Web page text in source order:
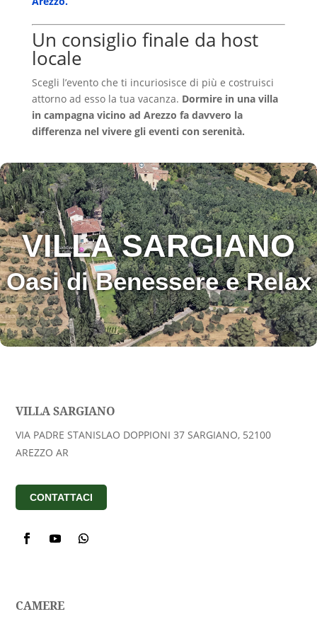
Un consiglio finale da host
locale
Scegli l’evento che ti incuriosisce di più e costruisci
attorno ad esso la tua vacanza. Dormire in una villa
in campagna vicino ad Arezzo fa davvero la
differenza nel vivere gli eventi con serenità.
VILLA SARGIANO
Oasi di Benessere e Relax
VILLA SARGIANO
VIA PADRE STANISLAO DOPPIONI 37 SARGIANO, 52100
AREZZO AR
CONTATTACI
CAMERE